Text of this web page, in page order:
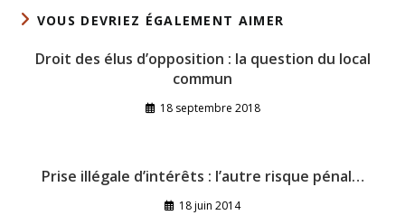
VOUS DEVRIEZ ÉGALEMENT AIMER
Droit des élus d’opposition : la question du local
commun
18 septembre 2018
Prise illégale d’intérêts : l’autre risque pénal…
18 juin 2014